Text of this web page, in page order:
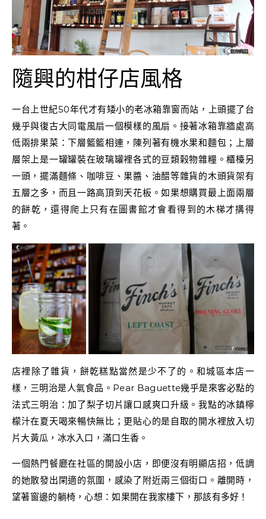
隨興的柑仔店風格
一台上世紀50年代才有矮小的老冰箱靠窗而站，上頭擺了台
幾乎與復古大同電風扇一個模樣的風扇。接著冰箱靠牆處高
低兩排果菜：下層籃籃相連，陳列著有機水果和麵包；上層
層架上是一罐罐裝在玻璃罐裡各式的豆類榖物雜糧。櫃檯另
一頭，擺滿麵條、咖啡豆、果醬、油醋等雜貨的木頭貨架有
五層之多，而且一路高頂到天花板。如果想購買最上面兩層
的餅乾，還得爬上只有在圖書館才會看得到的木梯才搆得
著。
店裡除了雜貨，餅乾糕點當然是少不了的。和城區本店一
樣，三明治是人氣食品。Pear Baguette幾乎是來客必點的
法式三明治：加了梨子切片讓口感爽口升級。我點的冰鎮檸
檬汁在夏天喝來暢快無比；更貼心的是自取的開水裡放入切
片大黃瓜，冰水入口，滿口生香。
一個熱門餐廳在社區的開設小店，即便沒有明顯店招，低調
的她散發出閑適的氛圍，感染了附近兩三個街口。離開時，
望著窗邊的躺椅，心想：如果開在我家樓下，那該有多好！